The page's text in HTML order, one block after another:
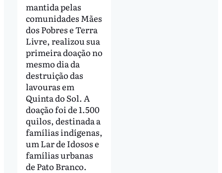
mantida pelas
comunidades Mães
dos Pobres e Terra
Livre, realizou sua
primeira doação no
mesmo dia da
destruição das
lavouras em
Quinta do Sol. A
doação foi de 1.500
quilos, destinada a
famílias indígenas,
um Lar de Idosos e
famílias urbanas
de Pato Branco.